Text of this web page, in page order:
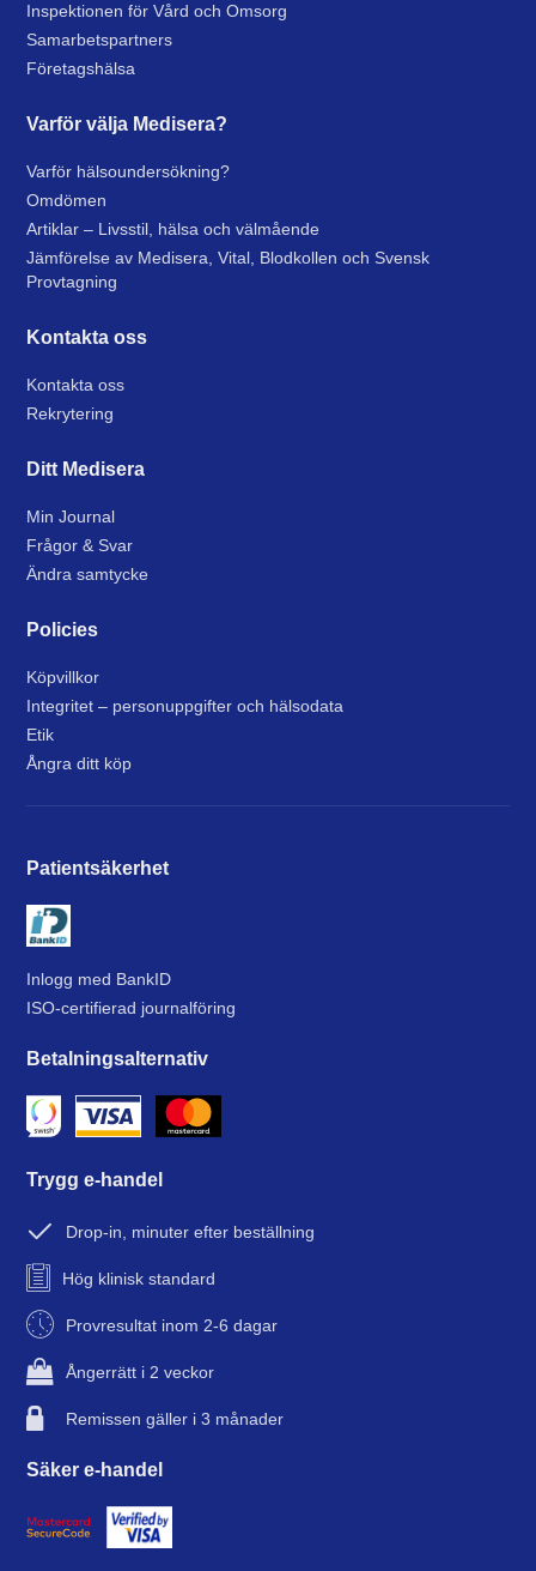
Inspektionen för Vård och Omsorg
Samarbetspartners
Företagshälsa
Varför välja Medisera?
Varför hälsoundersökning?
Omdömen
Artiklar – Livsstil, hälsa och välmående
Jämförelse av Medisera, Vital, Blodkollen och Svensk
Provtagning
Kontakta oss
Kontakta oss
Rekrytering
Ditt Medisera
Min Journal
Frågor & Svar
Ändra samtycke
Policies
Köpvillkor
Integritet – personuppgifter och hälsodata
Etik
Ångra ditt köp
Patientsäkerhet
Inlogg med BankID
ISO-certifierad journalföring
Betalningsalternativ
Trygg e-handel
Drop-in, minuter efter beställning
Hög klinisk standard
Provresultat inom 2-6 dagar
Ångerrätt i 2 veckor
Remissen gäller i 3 månader
Säker e-handel